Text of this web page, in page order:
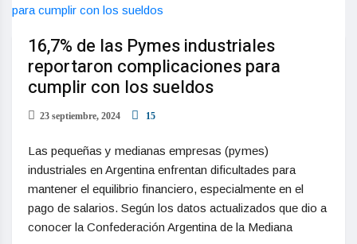
16,7% de las Pymes industriales
reportaron complicaciones para
cumplir con los sueldos
23 septiembre, 2024 15
Las pequeñas y medianas empresas (pymes)
industriales en Argentina enfrentan dificultades para
mantener el equilibrio financiero, especialmente en el
pago de salarios. Según los datos actualizados que dio a
conocer la Confederación Argentina de la Mediana